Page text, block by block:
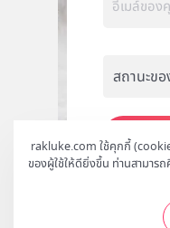
rakluke.com ใช้คุกกี้
ของผู้ใช้ให้ดียิ่งขึ้น ท่านสามารถ